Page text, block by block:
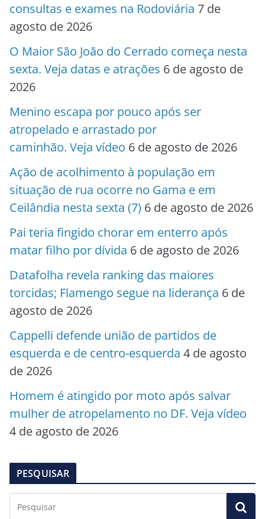
consultas e exames na Rodoviária 7 de
agosto de 2026
O Maior São João do Cerrado começa nesta
sexta. Veja datas e atrações 6 de agosto de
2026
Menino escapa por pouco após ser
atropelado e arrastado por
caminhão. Veja vídeo 6 de agosto de 2026
Ação de acolhimento à população em
situação de rua ocorre no Gama e em
Ceilândia nesta sexta (7) 6 de agosto de 2026
Pai teria fingido chorar em enterro após
matar filho por dívida 6 de agosto de 2026
Datafolha revela ranking das maiores
torcidas; Flamengo segue na liderança 6 de
agosto de 2026
Cappelli defende união de partidos de
esquerda e de centro-esquerda 4 de agosto
de 2026
Homem é atingido por moto após salvar
mulher de atropelamento no DF. Veja vídeo
4 de agosto de 2026
PESQUISAR